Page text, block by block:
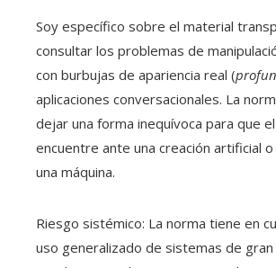
Soy específico sobre el material
consultar los problemas de
con burbujas de apariencia real (
aplicaciones conversacionales. La
dejar una forma inequívoca para que
encuentre ante una creación artificial
una máquina.
Riesgo sistémico: La norma tiene en
uso generalizado de sistemas de gran